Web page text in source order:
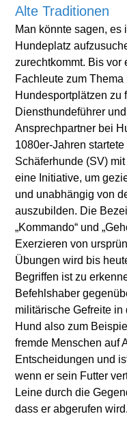
Alte Traditionen
Man könnte sagen, es
Hundeplatz
zurechtkommt. Bis vor
Fachleute zum
Hundesportplätzen zu
Diensthundeführer
Ansprechpartner bei
1080er-Jahren
Schäferhunde (SV)
eine Initiative, um
und unabhängig von
auszubilden. Die
„Kommando“ und
Exerzieren von
Übungen wird bis
Begriffen ist zu
Befehlshaber
militärische Gefreite
Hund also zum
fremde Menschen auf
Entscheidungen und
wenn er sein Futter
Leine durch die
dass er abgerufen wird.